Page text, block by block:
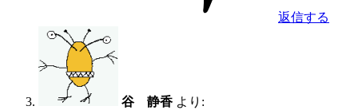
返信する
谷 静香 より: